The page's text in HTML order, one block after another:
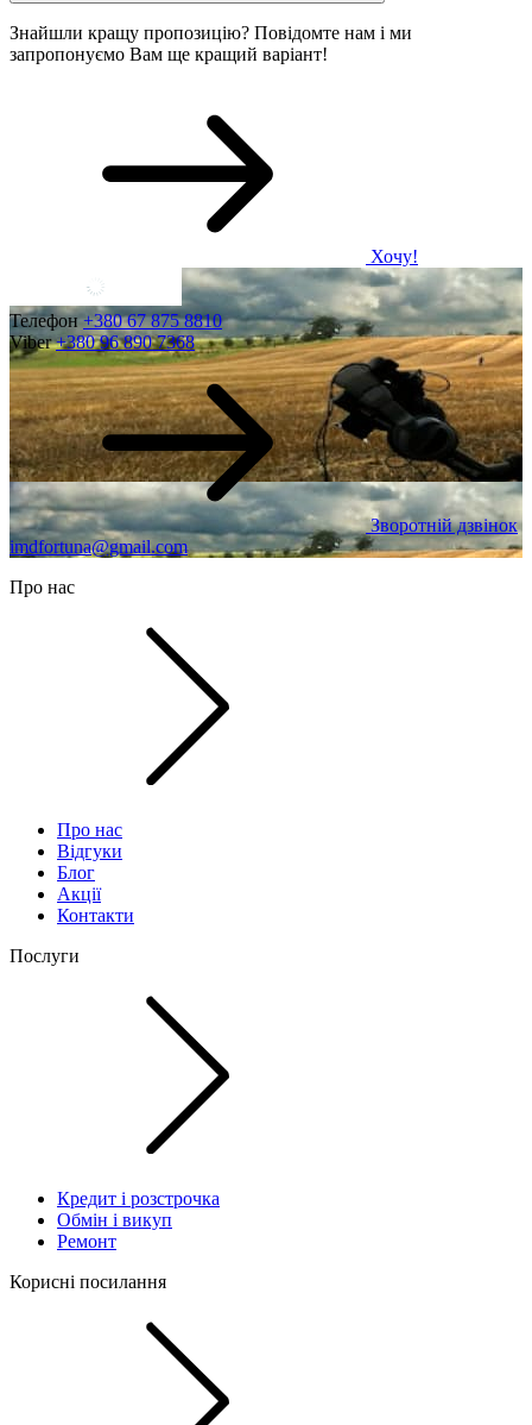
Знайшли кращу пропозицію? Повідомте нам і ми
запропонуємо Вам ще кращий варіант!
Хочу!
Телефон+380 67 875 8810
Viber+380 96 890 7368
Зворотній дзвінок
imdfortuna@gmail.com
Про нас
Про нас
Відгуки
Блог
Акції
Контакти
Послуги
Кредит і розстрочка
Обмін і викуп
Ремонт
Корисні посилання